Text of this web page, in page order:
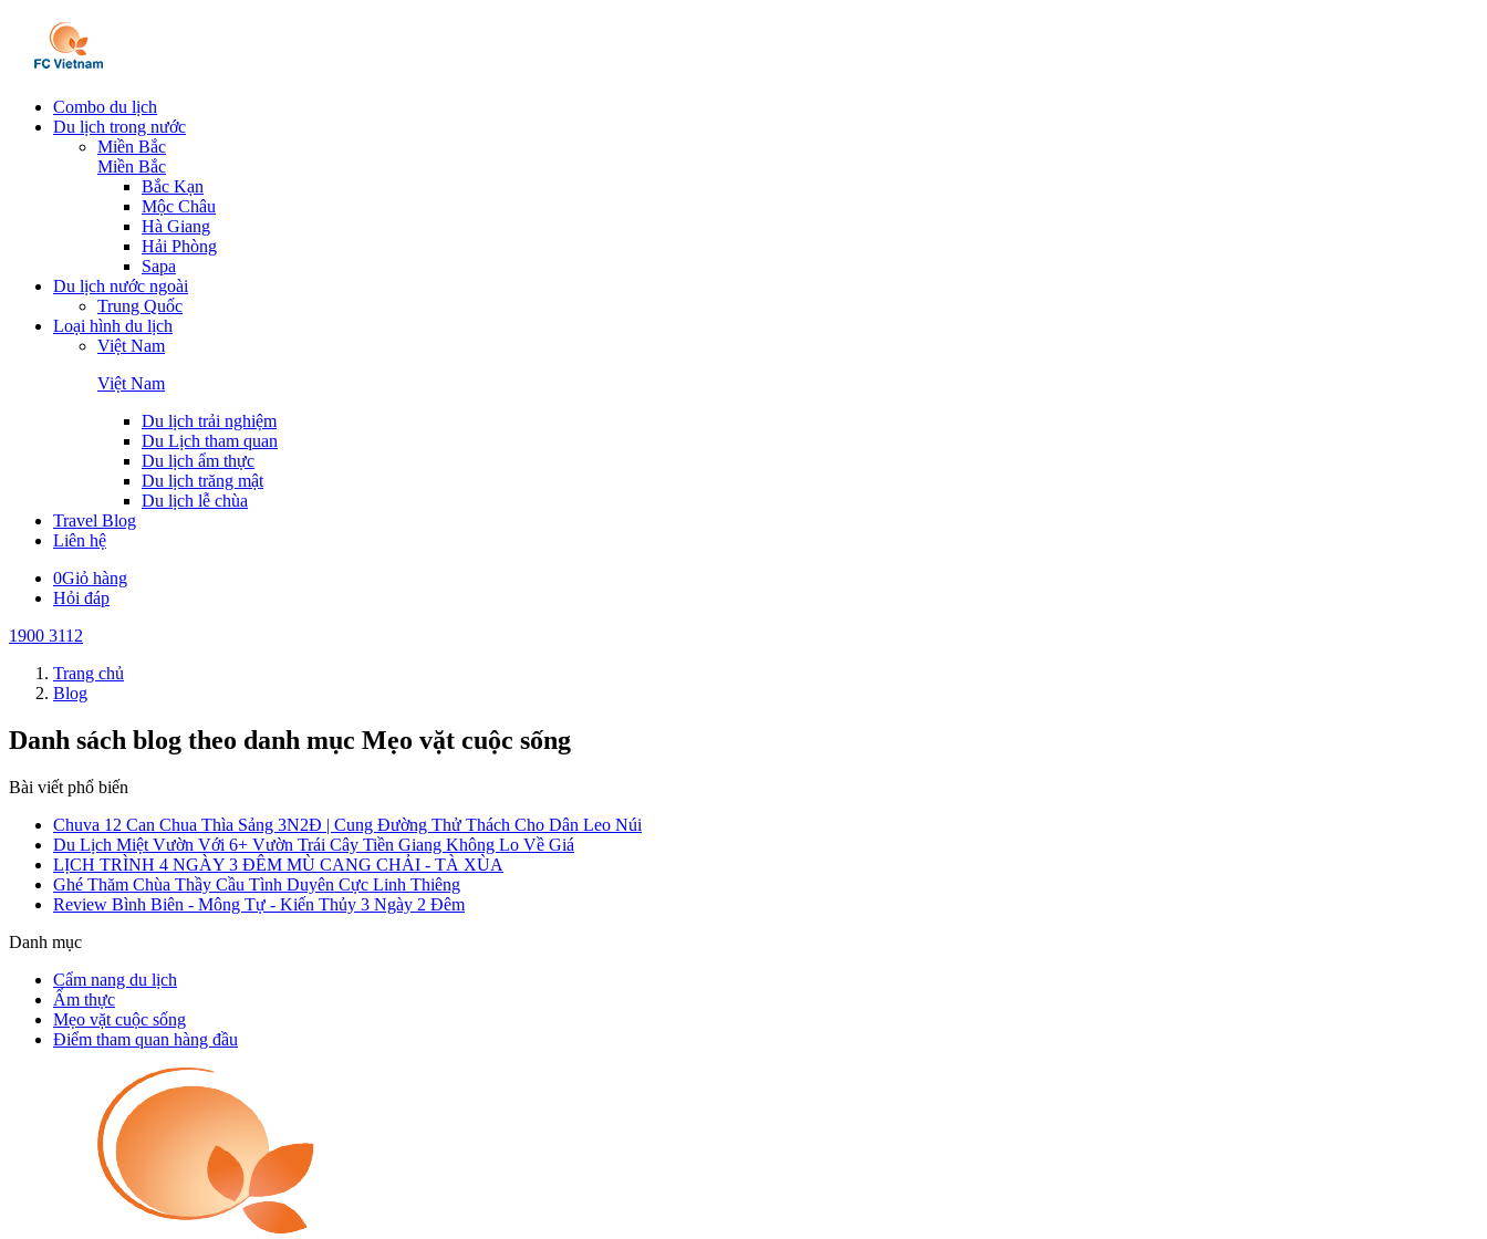
Combo du lịch
Du lịch trong nước
Miền Bắc
Miền Bắc
Bắc Kạn
Mộc Châu
Hà Giang
Hải Phòng
Sapa
Du lịch nước ngoài
Trung Quốc
Loại hình du lịch
Việt Nam
Việt Nam
Du lịch trải nghiệm
Du Lịch tham quan
Du lịch ẩm thực
Du lịch trăng mật
Du lịch lễ chùa
Travel Blog
Liên hệ
0Giỏ hàng
Hỏi đáp
1900 3112
Trang chủ
Blog
Danh sách blog theo danh mục Mẹo vặt cuộc sống
Bài viết phổ biến
Chuva 12 Can Chua Thìa Sảng 3N2Đ | Cung Đường Thử Thách Cho Dân Leo Núi
Du Lịch Miệt Vườn Với 6+ Vườn Trái Cây Tiền Giang Không Lo Về Giá
LỊCH TRÌNH 4 NGÀY 3 ĐÊM MÙ CANG CHẢI - TÀ XÙA
Ghé Thăm Chùa Thầy Cầu Tình Duyên Cực Linh Thiêng
Review Bình Biên - Mông Tự - Kiến Thủy 3 Ngày 2 Đêm
Danh mục
Cẩm nang du lịch
Ẩm thực
Mẹo vặt cuộc sống
Điểm tham quan hàng đầu